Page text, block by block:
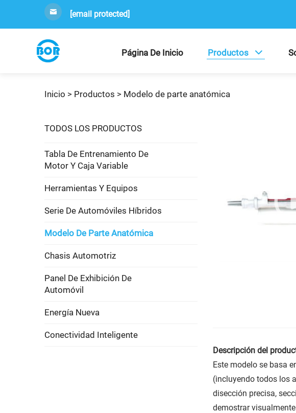
[email protected]
Página De Inicio Productos
Inicio > Productos > Modelo de parte anatómica
TODOS LOS PRODUCTOS
Tabla De Entrenamiento De
Motor Y Caja Variable
Herramientas Y Equipos
Serie De Automóviles Híbridos
Modelo De Parte Anatómica
Chasis Automotriz
Panel De Exhibición De
Automóvil
Energía Nueva
Conectividad Inteligente
Descripción del
Este modelo se basa
(incluyendo todos los
disección precisa,
demostrar